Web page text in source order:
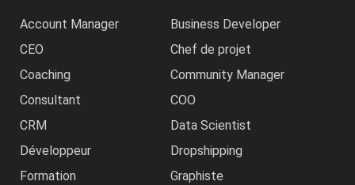
Account Manager
Business Developer
CEO
Chef de projet
Coaching
Community Manager
Consultant
COO
CRM
Data Scientist
Développeur
Dropshipping
Formation
Graphiste